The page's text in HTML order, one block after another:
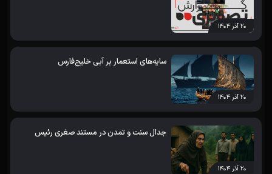
۲۰ آذر ۱۴۰۴
۲۰ آذر ۱۴۰۴
سایه‌های استعمار بر آبی خلیج‌فارس
۲۰ آذر ۱۴۰۴
جدال سنت و تمدن در مستند صغری رئیس